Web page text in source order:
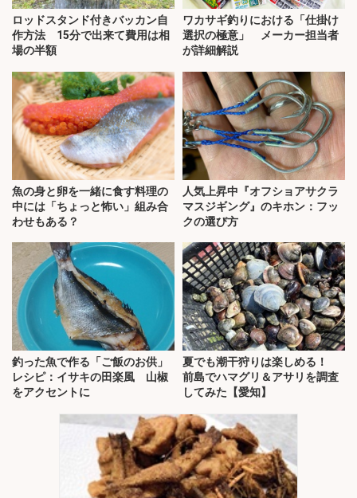
ロッドスタンド付きバッカン自
作方法 15分で出来て費用は相
場の半額
ワカサギ釣りにおける「仕掛け
選択の極意」 メーカー担当者
が詳細解説
魚の身と卵を一緒に食す料理の
中には「ちょっと怖い」組み合
わせもある？
人気上昇中『オフショアサクラ
マスジギング』のキホン：フッ
クの選び方
釣った魚で作る「ご飯のお供」
レシピ：イサキの田楽風 山椒
をアクセントに
夏でも潮干狩りは楽しめる！
前島でハマグリ＆アサリを調査
してみた【愛知】